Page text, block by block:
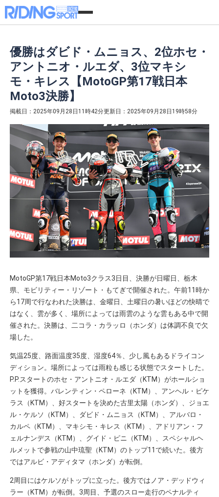
優勝はダビド・ムニョス、2位ホセ・
アントニオ・ルエダ、3位マキシ
モ・キレス【MotoGP第17戦日本
Moto3決勝】
掲載日：2025年09月28日11時42分更新日：2025年09月28日19時58分
MotoGP第17戦日本Moto3クラス3日目、決勝が日曜日、栃木
県、モビリティー・リゾート・もてぎで開催された。午前11時か
ら17周で行なわれた決勝は、金曜日、土曜日の暑いほどの快晴で
はなく、雲が多く、場所によっては雨雲のような雲もある中で開
催された。決勝は、二コラ・カラッロ（ホンダ）は体調不良で欠
場した。
気温25度、路面温度35度、湿度64％、少し風もあるドライコン
ディション。場所によっては雨粒も感じる状態でスタートした。
P.P.スタートのホセ・アントニオ・ルエダ（KTM）がホールショ
ットを獲得。バレンティン・ペローネ（KTM）、アンヘル・ピケ
ラス（KTM）、好スタートを決めた古里太陽（ホンダ）、ジョエ
ル・ケルソ（KTM）、ダビド・ムニョス（KTM）、アルバロ・
カルペ（KTM）、マキシモ・キレス（KTM）、アドリアン・フ
ェルナンデス（KTM）、グイド・ピニ（KTM）、スペシャルヘ
ルメットで参戦の山中琉聖（KTM）のトップ11で続いた。後方
ではアルビ・アディタマ（ホンダ）が転倒。
2周目にはケルソがトップに立った。後方ではノア・デッドウィ
ラー（KTM）が転倒。3周目、予選のスロー走行のペナルティ